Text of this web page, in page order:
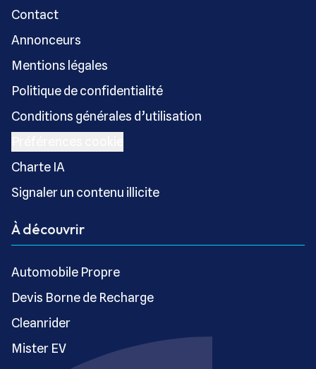
Contact
Annonceurs
Mentions légales
Politique de confidentialité
Conditions générales d’utilisation
Charte IA
Signaler un contenu illicite
À découvrir
Automobile Propre
Devis Borne de Recharge
Cleanrider
Mister EV